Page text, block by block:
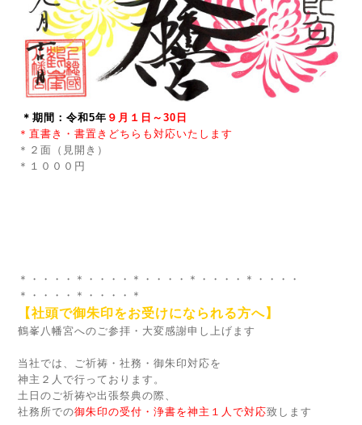
＊期間：令和5年 ９月１日～30日
＊直書き・書置きどちらも対応いたします
＊２面（見開き）
＊１０００円
＊・・・・＊・・・・＊・・・・＊・・・・＊・・・・
＊・・・・＊・・・・＊
【社頭で御朱印をお受けになられる方へ】
鶴峯八幡宮へのご参拝・大変感謝申し上げます
当社では、ご祈祷・社務・御朱印対応を
神主２人で行っております。
土日のご祈祷や出張祭典の際、
社務所での御朱印の受付・浄書を神主１人で対応致します